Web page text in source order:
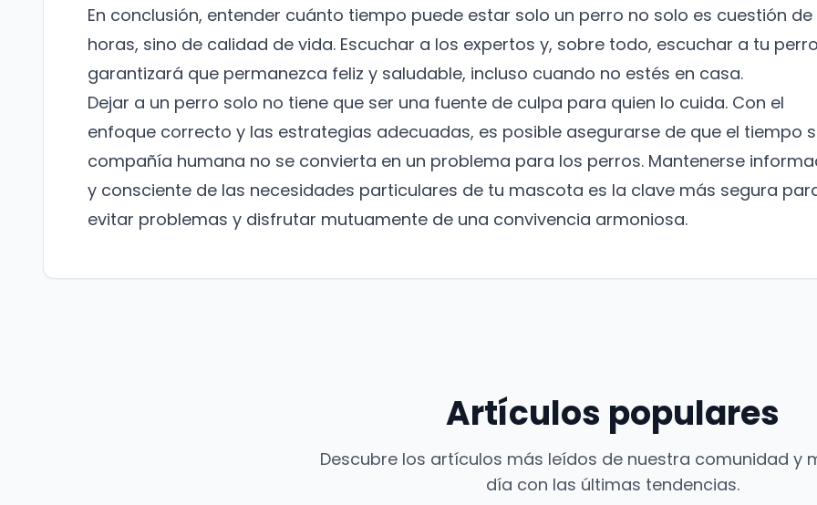
En conclusión, entender cuánto tiempo puede estar solo un perro no solo es cuestión de
horas, sino de calidad de vida. Escuchar a los expertos y, sobre todo, escuchar a tu
garantizará que permanezca feliz y saludable, incluso cuando no estés en casa.
Dejar a un perro solo no tiene que ser una fuente de culpa para quien lo cuida. Con el
enfoque correcto y las estrategias adecuadas, es posible asegurarse de que el tiempo
compañía humana no se convierta en un problema para los perros. Mantenerse
y consciente de las necesidades particulares de tu mascota es la clave más segura
evitar problemas y disfrutar mutuamente de una convivencia armoniosa.
Artículos populares
Descubre los artículos más leídos de nuestra comunidad y
día con las últimas tendencias.